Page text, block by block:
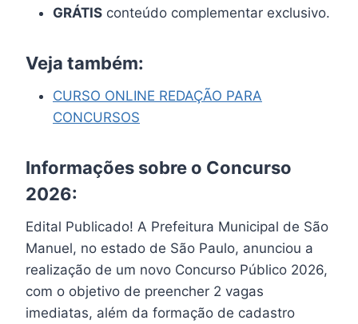
GRÁTIS conteúdo complementar exclusivo.
Veja também:
CURSO ONLINE REDAÇÃO PARA
CONCURSOS
Informações sobre o Concurso
2026:
Edital Publicado! A Prefeitura Municipal de São
Manuel, no estado de São Paulo, anunciou a
realização de um novo Concurso Público 2026,
com o objetivo de preencher 2 vagas
imediatas, além da formação de cadastro